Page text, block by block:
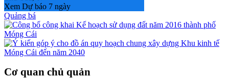
Xem Dự báo 7 ngày
Quảng bá
Cơ quan chủ quản